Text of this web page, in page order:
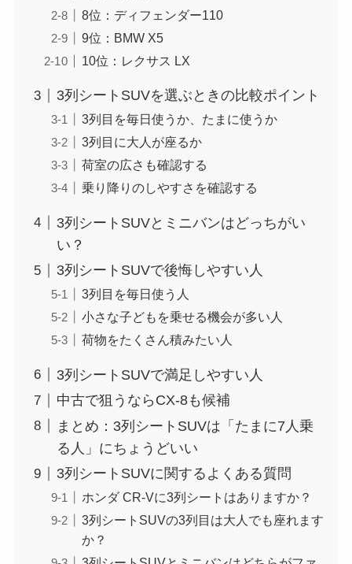
8位：ディフェンダー110
9位：BMW X5
10位：レクサス LX
3列シートSUVを選ぶときの比較ポイント
3列目を毎日使うか、たまに使うか
3列目に大人が座るか
荷室の広さも確認する
乗り降りのしやすさを確認する
3列シートSUVとミニバンはどっちがい
い？
3列シートSUVで後悔しやすい人
3列目を毎日使う人
小さな子どもを乗せる機会が多い人
荷物をたくさん積みたい人
3列シートSUVで満足しやすい人
中古で狙うならCX-8も候補
まとめ：3列シートSUVは「たまに7人乗
る人」にちょうどいい
3列シートSUVに関するよくある質問
ホンダ CR-Vに3列シートはありますか？
3列シートSUVの3列目は大人でも座れます
か？